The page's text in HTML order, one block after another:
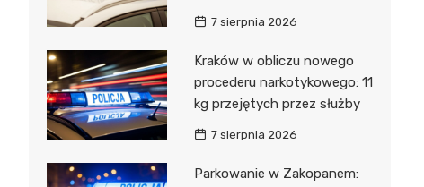
7 sierpnia 2026
Kraków w obliczu nowego
procederu narkotykowego: 11
kg przejętych przez służby
7 sierpnia 2026
Parkowanie w Zakopanem: